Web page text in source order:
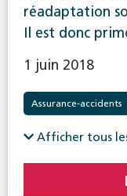
réadaptation
Il est donc
1 juin 2018
Assurance-accidents
Collaboration
Afficher tous